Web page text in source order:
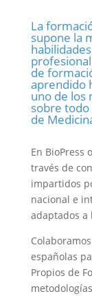
La
supone la
de
aprendido
uno de los
sobre
de
En BioPress
través de
impartidos
nacional e
adaptados a
españolas
Propios de